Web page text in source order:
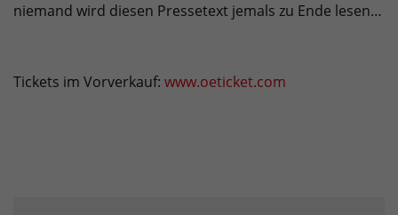
niemand wird diesen Pressetext jemals zu Ende lesen…
Tickets im Vorverkauf: www.oeticket.com